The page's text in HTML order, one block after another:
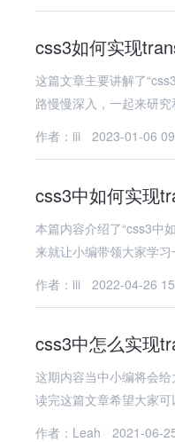
css3如何实现
这篇文章主要讲解了
路慢慢深入，一起来研
作者：iii
2023-01-06
css3中如何实现
本篇内容介绍了“css3中
来就让小编带领大家学
作者：iii
2022-04-26
css3中怎么实现
这期内容当中小编将会
读完这篇文章希望大家可
作者：Leah
2021-06-